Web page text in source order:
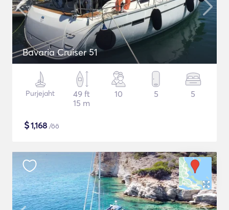
Bavaria Cruiser 51
Purjejaht
49 ft
15 m
10 5 5
$1,168 /öö